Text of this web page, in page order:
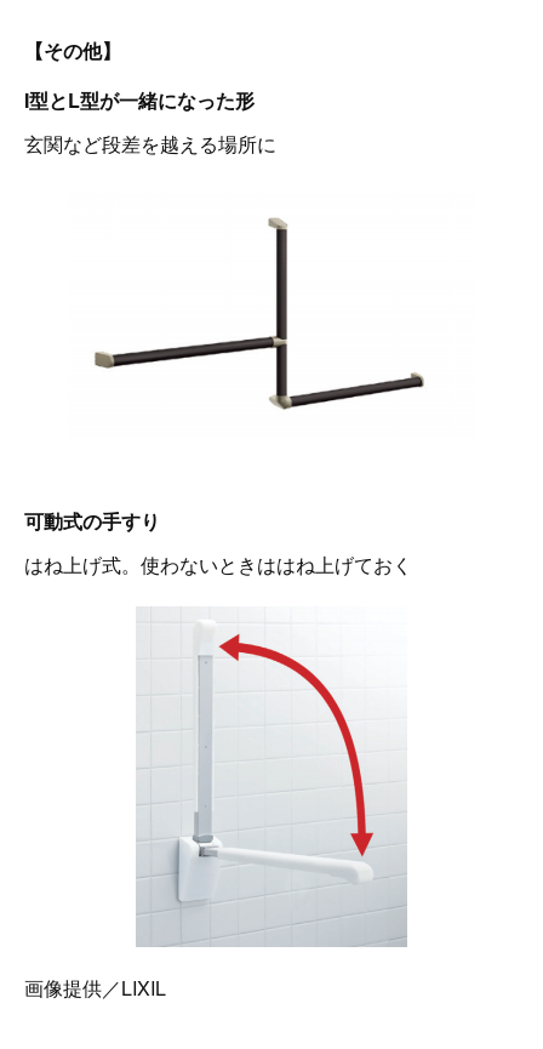
【その他】
I型とL型が一緒になった形
玄関など段差を越える場所に
可動式の手すり
はね上げ式。使わないときははね上げておく
画像提供／LIXIL